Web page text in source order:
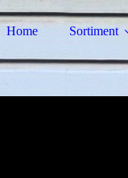
Home Sortiment